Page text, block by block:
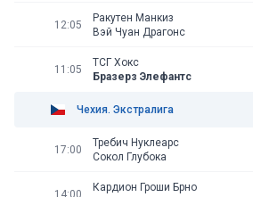
12:05
Ракутен Манкиз
Вэй Чуан Драгонс
11:05
ТСГ Хокс
Бразерз Элефантс
Чехия. Экстралига
17:00
Требич Нуклеарс
Сокол Глубока
14:00
Кардион Гроши Брно